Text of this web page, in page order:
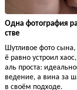
Одна фотография
стве
Шутливое фото
ё равно устроил
аль проста:
ведение, а вина за
в своём подходе.